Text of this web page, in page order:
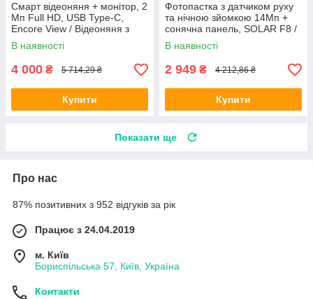
Смарт відеоняня + монітор, 2
Мп Full HD, USB Type-C,
Encore View / Відеоняня з
двостороннім зв'язком / Wi-Fi
відеокамера поворотна
В наявності
4 000 ₴ 5 714,29 ₴
Купити
Фотопастка з датчиком руху
та нічною зйомкою 14Мп +
сонячна панель, SOLAR F8 /
Камера для спостереження /
Фото-пастка для
В наявності
2 949 ₴ 4 212,86 ₴
Купити
Показати ще
Про нас
87% позитивних з 952 відгуків за рік
Працює з 24.04.2019
м. Київ
Бориспільська 57, Київ, Україна
Контакти